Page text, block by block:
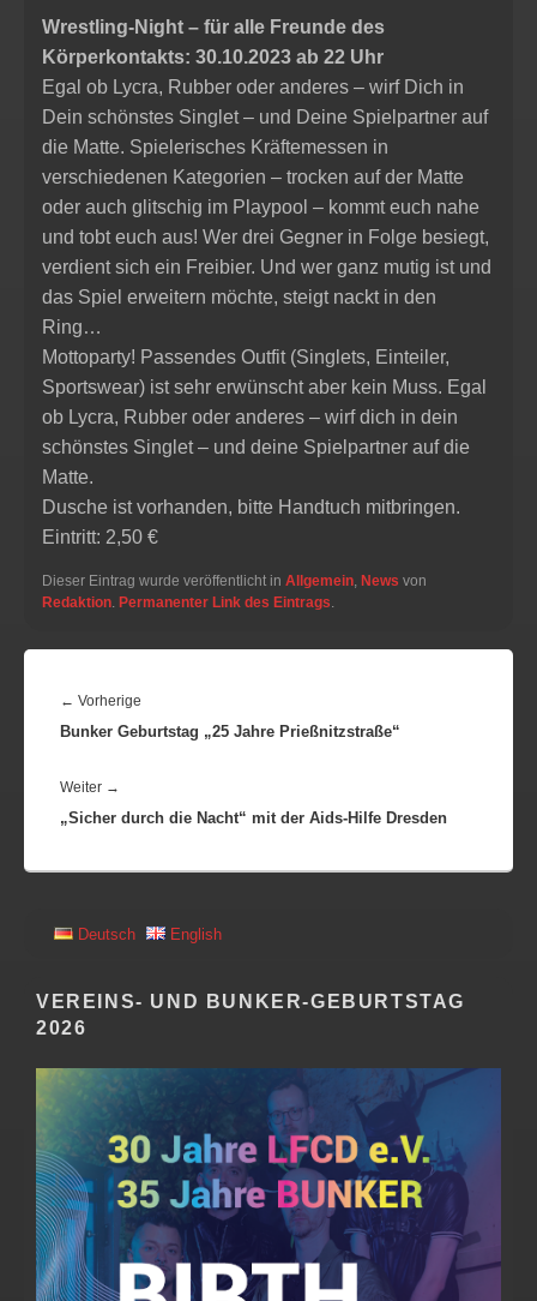
Wrestling-Night – für alle Freunde des
Körperkontakts: 30.10.2023 ab 22 Uhr
Egal ob Lycra, Rubber oder anderes – wirf Dich in
Dein schönstes Singlet – und Deine Spielpartner auf
die Matte. Spielerisches Kräftemessen in
verschiedenen Kategorien – trocken auf der Matte
oder auch glitschig im Playpool – kommt euch nahe
und tobt euch aus! Wer drei Gegner in Folge besiegt,
verdient sich ein Freibier. Und wer ganz mutig ist und
das Spiel erweitern möchte, steigt nackt in den
Ring…
Mottoparty! Passendes Outfit (Singlets, Einteiler,
Sportswear) ist sehr erwünscht aber kein Muss. Egal
ob Lycra, Rubber oder anderes – wirf dich in dein
schönstes Singlet – und deine Spielpartner auf die
Matte.
Dusche ist vorhanden, bitte Handtuch mitbringen.
Eintritt: 2,50 €
Dieser Eintrag wurde veröffentlicht in Allgemein, News von
Redaktion. Permanenter Link des Eintrags.
← Vorherige
Beitrag:
Bunker Geburtstag „25 Jahre Prießnitzstraße“
Weiter →
Beitrag:
„Sicher durch die Nacht“ mit der Aids-Hilfe Dresden
SEITENLEISTEN
Deutsch English
VEREINS- UND BUNKER-GEBURTSTAG
2026